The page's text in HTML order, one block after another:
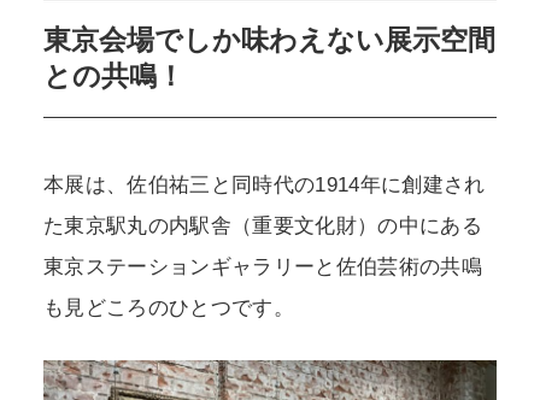
東京会場でしか味わえない展示空間
との共鳴！
本展は、佐伯祐三と同時代の1914年に創建され
た東京駅丸の内駅舎（重要文化財）の中にある
東京ステーションギャラリーと佐伯芸術の共鳴
も見どころのひとつです。